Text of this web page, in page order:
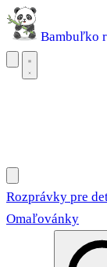
Bambuľko
Rozprávky pre
Omaľovánky